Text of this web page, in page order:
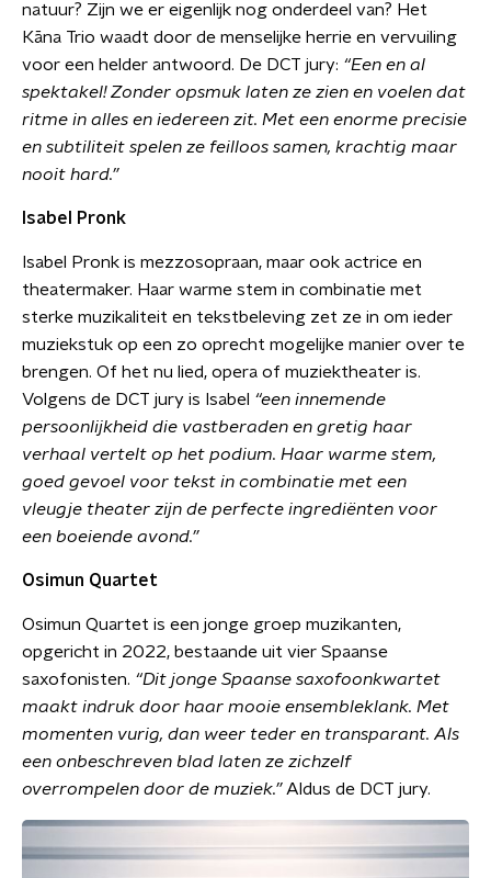
natuur? Zijn we er eigenlijk nog onderdeel van? Het
Kāna Trio waadt door de menselijke herrie en vervuiling
voor een helder antwoord. De DCT jury: “Een en al
spektakel! Zonder opsmuk laten ze zien en voelen dat
ritme in alles en iedereen zit. Met een enorme precisie
en subtiliteit spelen ze feilloos samen, krachtig maar
nooit hard.”
Isabel Pronk
Isabel Pronk is mezzosopraan, maar ook actrice en
theatermaker. Haar warme stem in combinatie met
sterke muzikaliteit en tekstbeleving zet ze in om ieder
muziekstuk op een zo oprecht mogelijke manier over te
brengen. Of het nu lied, opera of muziektheater is.
Volgens de DCT jury is Isabel “een innemende
persoonlijkheid die vastberaden en gretig haar
verhaal vertelt op het podium. Haar warme stem,
goed gevoel voor tekst in combinatie met een
vleugje theater zijn de perfecte ingrediënten voor
een boeiende avond.”
Osimun Quartet
Osimun Quartet is een jonge groep muzikanten,
opgericht in 2022, bestaande uit vier Spaanse
saxofonisten. “Dit jonge Spaanse saxofoonkwartet
maakt indruk door haar mooie ensembleklank. Met
momenten vurig, dan weer teder en transparant. Als
een onbeschreven blad laten ze zichzelf
overrompelen door de muziek.”Aldus de DCT jury.